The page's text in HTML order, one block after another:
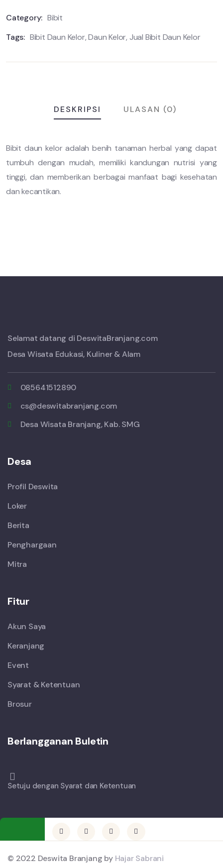
Category: Bibit
Tags: Bibit Daun Kelor,Daun Kelor, Jual Bibit Daun Kelor
DESKRIPSI ULASAN (0)
Bibit daun kelor adalah benih tanaman herbal yang dapat
tumbuh dengan mudah, memiliki kandungan nutrisi yang
tinggi, dan memberikan berbagai manfaat bagi kesehatan
dan kecantikan.
Selamat datang di DeswitaBranjang.com
Desa Wisata Edukasi, Kuliner & Alam
085641512890
cs@deswitabranjang.com
Desa Wisata Branjang, Kab. SMG
Desa
Profil Deswita
Loker
Berita
Penghargaan
Mitra
Fitur
Akun Saya
Keranjang
Event
Syarat & Ketentuan
Brosur
Berlangganan Buletin
Setuju dengan Syarat dan Ketentuan
© 2022 Deswita Branjang by Hajar Sabrani